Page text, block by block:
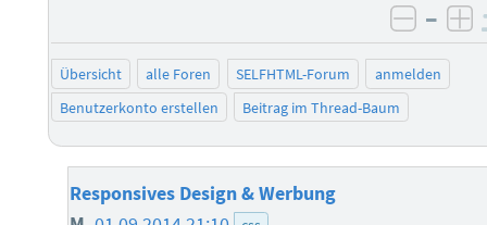
–
Übersicht alle Foren SELFHTML-Forum
anmelden
Benutzerkonto erstellen
Beitrag im Thread-Baum
Responsives Design & Werbung